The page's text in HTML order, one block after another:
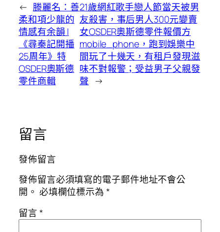
← 滕麗名：善
柔和項少龍的
情感有余韻 |
《尋秦記開播
25周年》特
OSDER奧斯德
零件商輯
21歲網紅歌手戀人節當天被男
友殺害，事后男人300元變賣
女OSDER奧斯德零件報價方
mobile_phone，跑到娛樂中
間玩了十幾天，有租戶發現滋
味不對報警；受益男子父親發
聲 →
留言
發佈留言
發佈留言必須填寫的電子郵件地址不會公
開。 必填欄位標示為*
留言*